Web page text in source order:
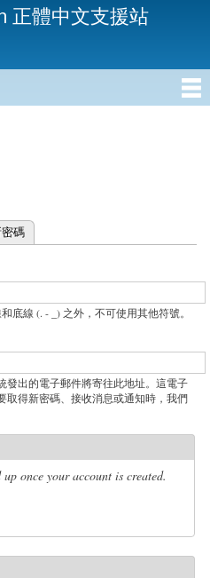
正體中文支援站
碼
底線 (. - _) 之外，不可使用其他符號。
發出的電子郵件將寄往此地址。這電子
取得新密碼、接收消息或通知時，我們
once your account is created.